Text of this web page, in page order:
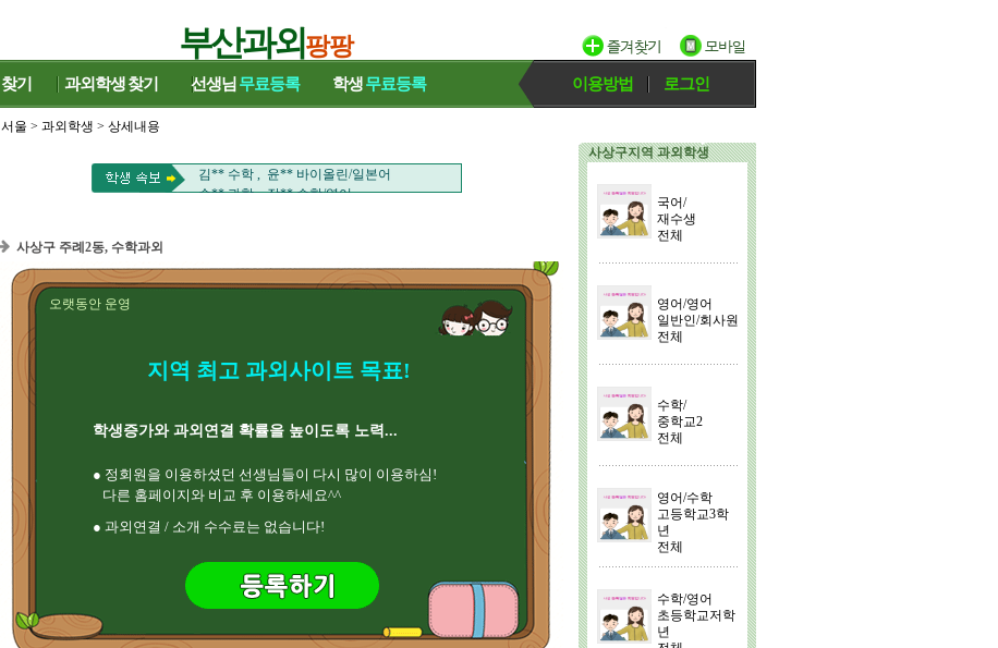
부산과외팡팡
찾기 과외학생찾기 선생님 무료등록 학생무료등록 이용방법 로그인
서울 > 과외학생 > 상세내용
김** 수학 , 윤** 바이올린/일본어
손** 과학 , 장** 수학/영어
김** 영어 , 정** 국어
염** HSK , 이** 수학
송** 영어/수학 , 김** 수학
김** 수학 , 윤** 바이올린/일본어
김** 국어 , 남** 수학
김** 영어 , 정** 국어
염** HSK , 이** 수학
전** 영어 , 유** 중국어
사상구 주례2동, 수학과외
오랫동안 운영
지역 최고 과외사이트 목표!
학생증가와 과외연결 확률을 높이도록 노력...
● 정회원을 이용하셨던 선생님들이 다시 많이 이용하심!
다른 홈페이지와 비교 후 이용하세요^^
● 과외연결 / 소개 수수료는 없습니다!
사상구지역 과외학생
국어/
재수생
전체
영어/영어
일반인/회사원
전체
수학/
중학교2
전체
영어/수학
고등학교3학
년
전체
수학/영어
초등학교저학
년